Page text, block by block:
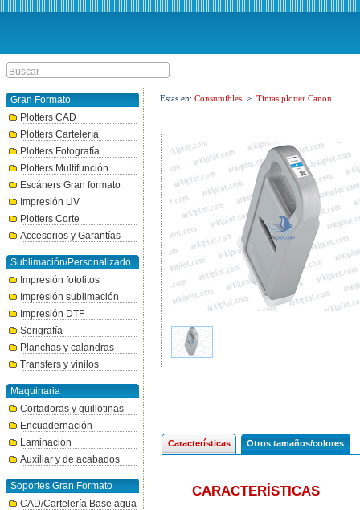
Gran Formato
Plotters CAD
Plotters Cartelería
Plotters Fotografía
Plotters Multifunción
Escáners Gran formato
Impresión UV
Plotters Corte
Accesorios y Garantías
Sublimación/Personalizado
Impresión fotolitos
Impresión sublimación
Impresión DTF
Serigrafía
Planchas y calandras
Transfers y vinilos
Maquinaria
Cortadoras y guillotinas
Encuadernación
Laminación
Auxiliar y de acabados
Soportes Gran Formato
CAD/Cartelería Base agua
Estas en: Consumibles > Tintas plotter Canon
Características Otros tamaños/colores
CARACTERÍSTICAS